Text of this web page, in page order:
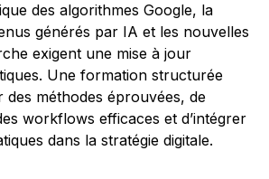
des algorithmes Google, la
générés par IA et les nouvelles
exigent une mise à jour
Une formation structurée
des méthodes éprouvées, de
workflows efficaces et d’intégrer
dans la stratégie digitale.